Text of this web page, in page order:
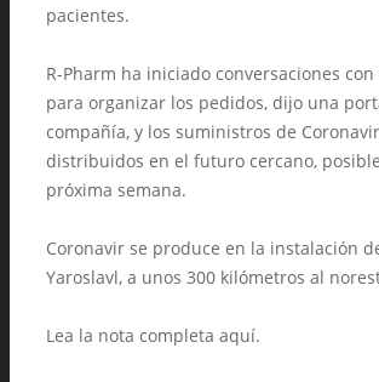
pacientes.
R-Pharm ha iniciado conversaciones
para organizar los pedidos, dijo una
compañía, y los suministros de
distribuidos en el futuro cercano,
próxima semana.
Coronavir se produce en la instalación
Yaroslavl, a unos 300 kilómetros al
Lea la nota completa aquí.